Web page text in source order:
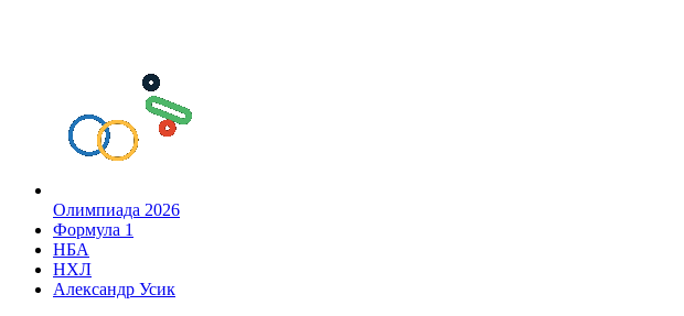
Олимпиада 2026
Формула 1
НБА
НХЛ
Александр Усик